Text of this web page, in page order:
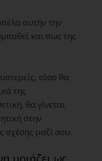
αυτήν την
και πως της
τόσο θα
της
θα γίνεται
στην
σχέσης μαζί σου.